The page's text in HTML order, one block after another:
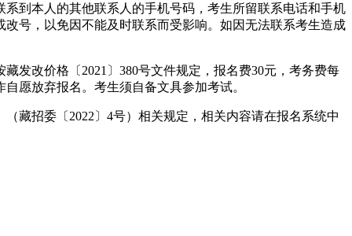
到本人的其他联系人的手机号码，考生所留联系电话和手机
号，以免因不能及时联系而受影响。如因无法联系考生造成
发改价格〔2021〕380号文件规定，报名费30元，考务费每
愿放弃报名。考生须自备文具参加考试。
藏招委〔2022〕4号）相关规定，相关内容请在报名系统中